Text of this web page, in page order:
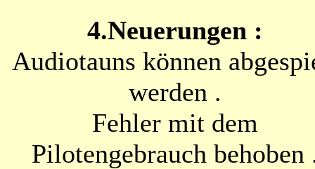
4.Neuerungen :
Audiotauns können
werden .
Fehler mit dem
Pilotengebrauch behoben